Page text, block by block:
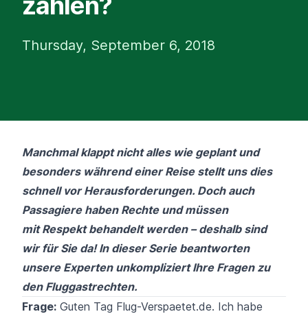
Thursday, September 6, 2018
Manchmal klappt nicht alles wie geplant und
besonders während einer Reise stellt uns dies
schnell vor Herausforderungen. Doch auch
Passagiere haben Rechte und müssen
mit Respekt behandelt werden – deshalb sind
wir für Sie da!In dieser Serie beantworten
unsere Experten unkompliziert Ihre Fragen zu
den Fluggastrechten.
Frage: Guten Tag Flug-Verspaetet.de. Ich habe